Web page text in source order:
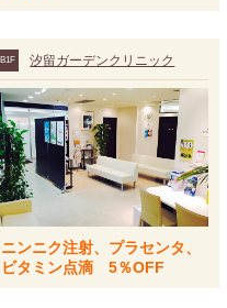
B1F 汐留ガーデンクリニック
ニンニク注射、プラセンタ、
ビタミン点滴 5％OFF